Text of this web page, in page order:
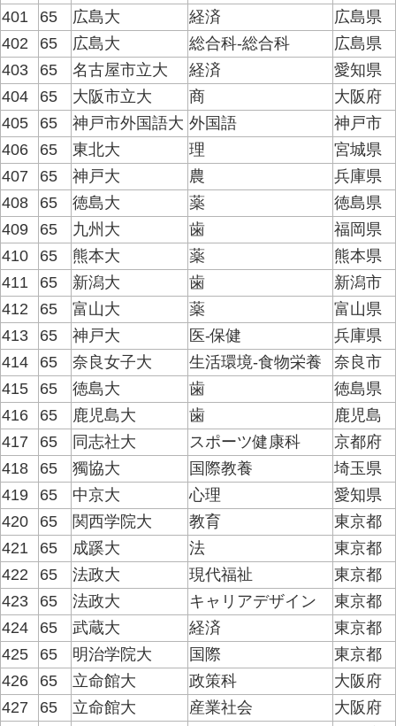
401
65 広島大 経済
広島県
402
65 広島大 総合科-総合科
広島県
403
65 名古屋市立大 経済
愛知県
404
65 大阪市立大 商
大阪府
405
65 神戸市外国語大 外国語
神戸市
406
65 東北大 理
宮城県
407
65 神戸大 農
兵庫県
408
65 徳島大 薬
徳島県
409
65 九州大 歯
福岡県
410
65 熊本大 薬
熊本県
411
65 新潟大 歯
新潟市
412
65 富山大 薬
富山県
413
65 神戸大 医-保健
兵庫県
414
65 奈良女子大 生活環境-食物栄養
奈良市
415
65 徳島大 歯
徳島県
416
65 鹿児島大 歯
鹿児島
417
65 同志社大 スポーツ健康科
京都府
418
65 獨協大 国際教養
埼玉県
419
65 中京大 心理
愛知県
420
65 関西学院大 教育
東京都
421
65 成蹊大 法
東京都
422
65 法政大 現代福祉
東京都
423
65 法政大 キャリアデザイン
東京都
424
65 武蔵大 経済
東京都
425
65 明治学院大 国際
東京都
426
65 立命館大 政策科
大阪府
427
65 立命館大 産業社会
大阪府